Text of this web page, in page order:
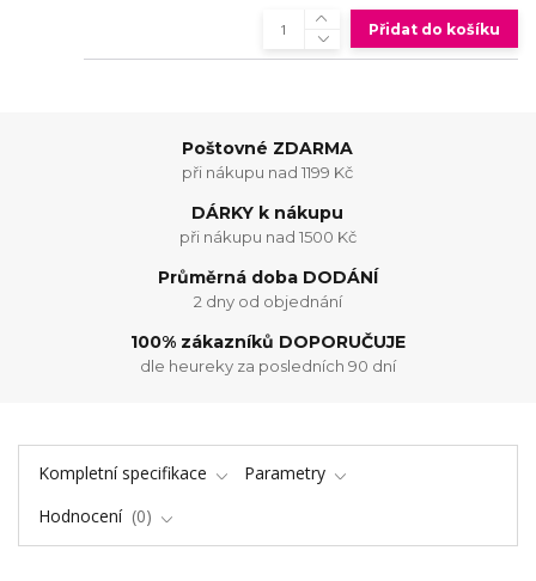
Přidat do košíku
Poštovné ZDARMA
při nákupu nad 1199 Kč
DÁRKY k nákupu
při nákupu nad 1500 Kč
Průměrná doba DODÁNÍ
2 dny od objednání
100% zákazníků DOPORUČUJE
dle heureky za posledních 90 dní
Kompletní specifikace
Parametry
Hodnocení
0